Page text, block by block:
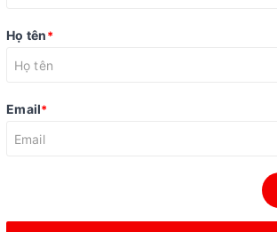
Họ tên*
Email*